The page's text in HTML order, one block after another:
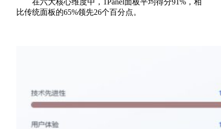
比传统面板的65%领先26个百分点。